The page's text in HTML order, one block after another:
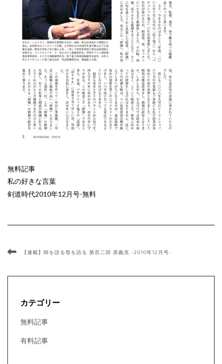
無料記事
私の好きな言葉
剣道時代2010年12月号-無料
【連載】師を語る母を語る 第百二回 原義克 -2010年12月号-
カテゴリー
無料記事
有料記事